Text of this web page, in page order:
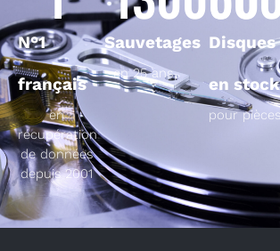
N°1
français
en
récupération
de données
depuis 2001
Sauvetages
en 25 ans
Disques
en stock
pour pièces